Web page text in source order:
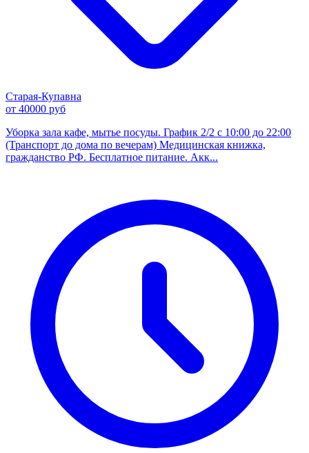
Старая-Купавна
от 40000 руб
Уборка зала кафе, мытье посуды. График 2/2 с 10:00 до 22:00
(Транспорт до дома по вечерам) Медицинская книжка,
гражданство РФ. Бесплатное питание. Акк...